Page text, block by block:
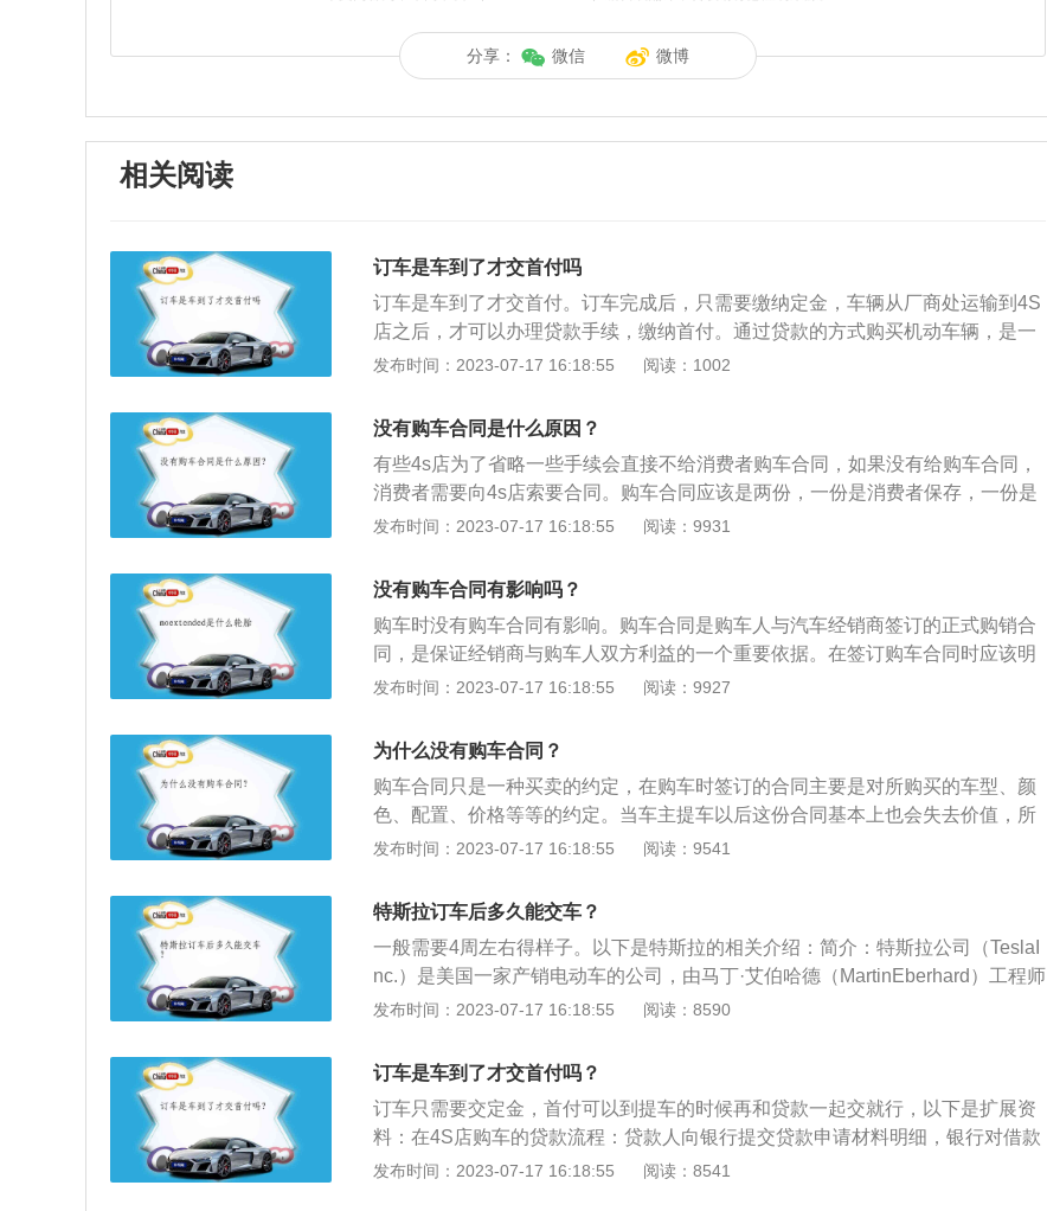
分享： 微信 微博
相关阅读
订车是车到了才交首付吗
订车是车到了才交首付。订车完成后，只需要缴纳定金，车辆从厂商处运输到4S
店之后，才可以办理贷款手续，缴纳首付。通过贷款的方式购买机动车辆，是一
种非常不错的方式，可以减少购车的压力，后期通过分期还款的方式支付。通过
地办理机动车辆注册登记手续，都不会影响到机动车辆的使用。贷款偿还后，需
要携带机动车登记证书到车辆管理所，办理解除备案登记手续，完成后，机动车
辆的所有权才归车辆所有者所有，车辆可以出售，办理正常过户手续。
发布时间：2023-07-17 16:18:55 阅读：1002
没有购车合同是什么原因？
有些4s店为了省略一些手续会直接不给消费者购车合同，如果没有给购车合同，
消费者需要向4s店索要合同。购车合同应该是两份，一份是消费者保存，一份是
4s店保存。没有购车合同的影响：没有合同买车有影响。尤其是有争议的时候，
同价格与票价不一致的情况泄露。因为这种行为本身非法，当4S店要求回收合同
时，车主可以拒绝。《中华人民共和国民法典》第五百零二条依法成立的合同，
自成立时生效，但是法律另有规定或者当事人另有约定的除外。依照法律、行政
法规的规定，合同应当办理批准等手续，依照其规定。未办理批准等手续影响合
同生效，不影响合同中履行报批等义务条款以及相关条款的效力。应当办理申请
法律、行政法规的规定，合同的变更、转让、解除等情形应当办理批准等手续，
适用前款规定。
发布时间：2023-07-17 16:18:55 阅读：9931
没有购车合同有影响吗？
购车时没有购车合同有影响。购车合同是购车人与汽车经销商签订的正式购销合
同，是保证经销商与购车人双方利益的一个重要依据。在签订购车合同时应该明
确约定车辆的品牌、车辆识别码、发动机号、车架号以及车身颜色等车辆信息，
人和经销商之间签订的正式购销合同，合同中有4S店的公章以及消费者的签名，
是具有法律效应并且能够保障双方合法权益的凭证，日后如果涉及合同纠纷，需
要凭借合同作为打官司的依据。购车合同中会注明车辆买卖双方的信息、车辆的
配置价格、优惠幅度、售后服务、违约责任以及其他约定等信息，如果是消费者
单方面缺少购车合同，那么涉及消费者自身权益的维权问题难度就会非常大。
发布时间：2023-07-17 16:18:55 阅读：9927
为什么没有购车合同？
购车合同只是一种买卖的约定，在购车时签订的合同主要是对所购买的车型、颜
色、配置、价格等等的约定。当车主提车以后这份合同基本上也会失去价值，所
以某些4S店为了省下这点功夫干脆就不开合同或者完成交易后收回合同。关于购
同，是保证经销商与消费者双方权益的一个依据。签订：当旧机动车在进行交易
的过程中，必须要签订工商部门所监制的购车合同，就是所说的买卖合同，一式
两份，交易双方各持一份。
发布时间：2023-07-17 16:18:55 阅读：9541
特斯拉订车后多久能交车？
一般需要4周左右得样子。以下是特斯拉的相关介绍：简介：特斯拉公司（TeslaI
nc.）是美国一家产销电动车的公司，由马丁·艾伯哈德（MartinEberhard）工程师
于2003年7月1日成立，总部设在美国加州的硅谷地带。命名：特斯拉汽车公司以
包含TeslaRoadster、TeslaModelS、TeslaModelX。特斯拉汽车公司是世界上第
一个采用锂离子电池的电动车公司，其推出的首部电动车为Roadster。从2008年
至2012年，公司在31个国家销售超过2250辆Roadsters。
发布时间：2023-07-17 16:18:55 阅读：8590
订车是车到了才交首付吗？
订车只需要交定金，首付可以到提车的时候再和贷款一起交就行，以下是扩展资
料：在4S店购车的贷款流程：贷款人向银行提交贷款申请材料明细，银行对借款
人提交的申请材料进行初步审核，银行对购车贷款人进行资信调查和客户评价，
发布时间：2023-07-17 16:18:55 阅读：8541